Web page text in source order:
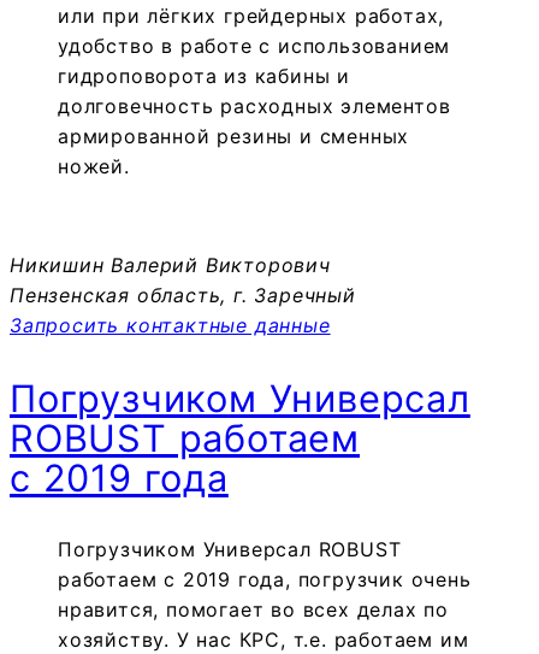
или при лёгких грейдерных работах,
удобство в работе с использованием
гидроповорота из кабины и
долговечность расходных элементов
армированной резины и сменных
ножей.
Никишин Валерий Викторович
Пензенская область, г. Заречный
Запросить контактные данные
Погрузчиком Универсал
ROBUST работаем
с 2019 года
Погрузчиком Универсал ROBUST
работаем с 2019 года, погрузчик очень
нравится, помогает во всех делах по
хозяйству. У нас КРС, т.е. работаем им